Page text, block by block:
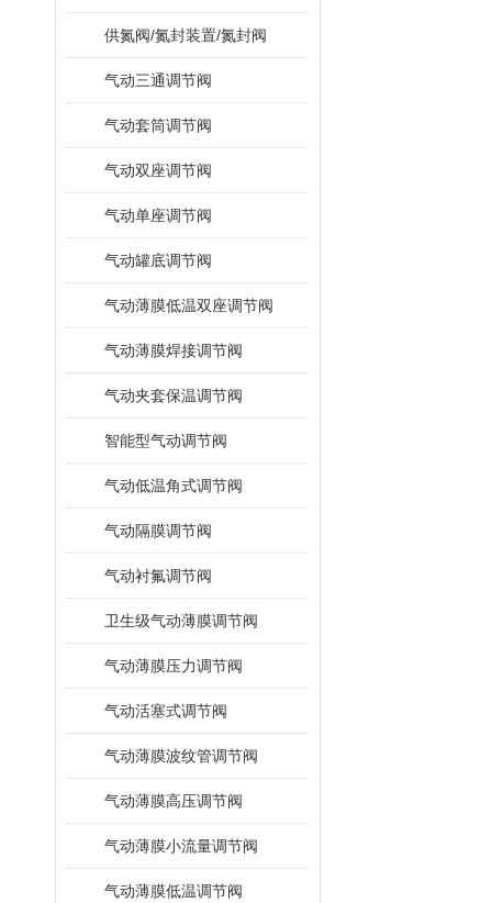
供氮阀/氮封装置/氮封阀
气动三通调节阀
气动套筒调节阀
气动双座调节阀
气动单座调节阀
气动罐底调节阀
气动薄膜低温双座调节阀
气动薄膜焊接调节阀
气动夹套保温调节阀
智能型气动调节阀
气动低温角式调节阀
气动隔膜调节阀
气动衬氟调节阀
卫生级气动薄膜调节阀
气动薄膜压力调节阀
气动活塞式调节阀
气动薄膜波纹管调节阀
气动薄膜高压调节阀
气动薄膜小流量调节阀
气动薄膜低温调节阀